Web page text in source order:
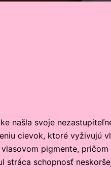
našla svoje
cievok, ktoré vyživujú
pigmente,
stráca schopnosť